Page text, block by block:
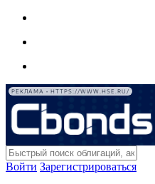
РЕКЛАМА • HTTPS://WWW.HSE.RU/
Войти Зарегистрироваться